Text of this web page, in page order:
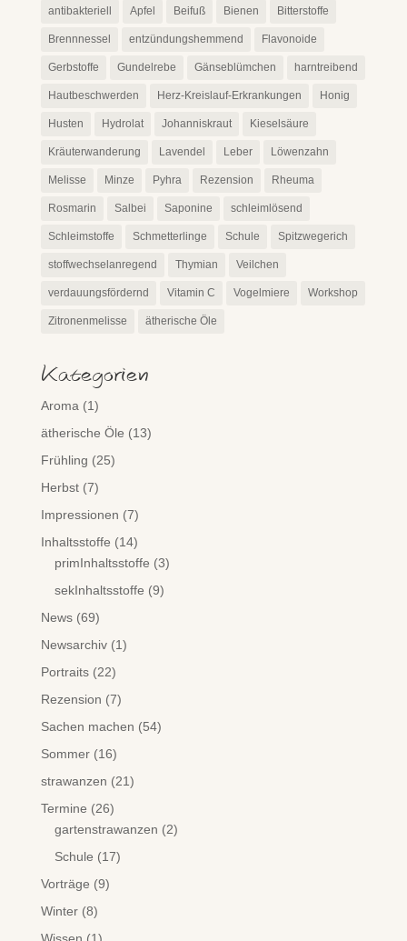
antibakteriell Apfel Beifuß Bienen Bitterstoffe
Brennnessel entzündungshemmend Flavonoide
Gerbstoffe Gundelrebe Gänseblümchen harntreibend
Hautbeschwerden Herz-Kreislauf-Erkrankungen Honig
Husten Hydrolat Johanniskraut Kieselsäure
Kräuterwanderung Lavendel Leber Löwenzahn
Melisse Minze Pyhra Rezension Rheuma
Rosmarin Salbei Saponine schleimlösend
Schleimstoffe Schmetterlinge Schule Spitzwegerich
stoffwechselanregend Thymian Veilchen
verdauungsfördernd Vitamin C Vogelmiere Workshop
Zitronenmelisse ätherische Öle
Kategorien
Aroma (1)
ätherische Öle (13)
Frühling (25)
Herbst(7)
Impressionen (7)
Inhaltsstoffe (14)
primInhaltsstoffe (3)
sekInhaltsstoffe (9)
News(69)
Newsarchiv(1)
Portraits(22)
Rezension (7)
Sachen machen (54)
Sommer(16)
strawanzen (21)
Termine (26)
gartenstrawanzen (2)
Schule (17)
Vorträge (9)
Winter(8)